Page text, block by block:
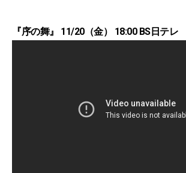
『序の舞』 11/20（金） 18:00 BS日テレ